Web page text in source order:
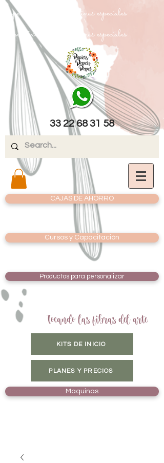
papel texturizado cartulinas especiales
papel texturizado cartulinas especiales
33 22 68 31 58
CAJAS DE AHORRO
Cursos y Capacitación
Productos para personalizar
Tocando las fibras del arte
KITS DE INICIO
PLANES Y PRECIOS
Maquinas